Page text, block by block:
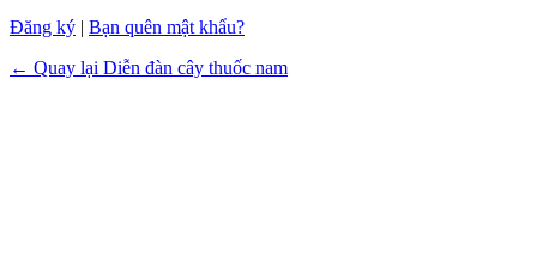
Đăng ký | Bạn quên mật khẩu?
← Quay lại Diễn đàn cây thuốc nam